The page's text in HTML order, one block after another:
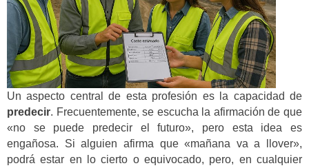
Un aspecto central de esta profesión es la capacidad de
predecir. Frecuentemente, se escucha la afirmación de que
«no se puede predecir el futuro», pero esta idea es
engañosa. Si alguien afirma que «mañana va a llover»,
podrá estar en lo cierto o equivocado, pero, en cualquier